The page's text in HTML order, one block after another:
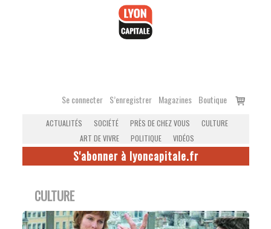
Se connecter S’enregistrer Magazines Boutique
Voir
ACTUALITÉS SOCIÉTÉ PRÈS DE CHEZ VOUS
CULTURE
ART DE VIVRE
POLITIQUE VIDÉOS
S'abonner à lyoncapitale.fr
CULTURE